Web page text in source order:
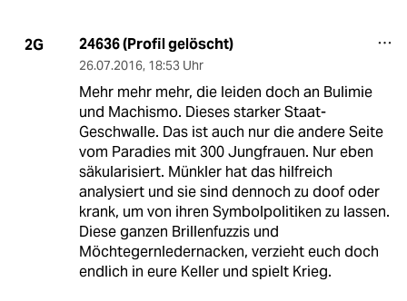
2G 24636 (Profil gelöscht)
26.07.2016, 18:53 Uhr
Mehr mehr mehr, die leiden doch an Bulimie
und Machismo. Dieses starker Staat-
Geschwalle. Das ist auch nur die andere Seite
vom Paradies mit 300 Jungfrauen. Nur eben
säkularisiert. Münkler hat das hilfreich
analysiert und sie sind dennoch zu doof oder
krank, um von ihren Symbolpolitiken zu lassen.
Diese ganzen Brillenfuzzis und
Möchtegernledernacken, verzieht euch doch
endlich in eure Keller und spielt Krieg.